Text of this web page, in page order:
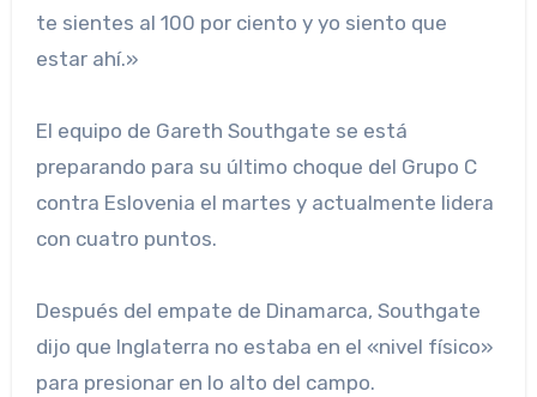
te sientes al 100 por ciento y yo siento que
estar ahí.»
El equipo de Gareth Southgate se está
preparando para su último choque del Grupo C
contra Eslovenia el martes y actualmente lidera
con cuatro puntos.
Después del empate de Dinamarca, Southgate
dijo que Inglaterra no estaba en el «nivel físico»
para presionar en lo alto del campo.